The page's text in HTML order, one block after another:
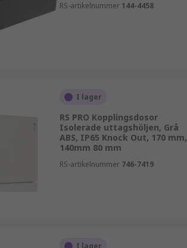
RS-artikelnummer 144-4458
I lager
RS PRO Kopplingsdosor
Isolerade uttagshöljen, Grå
ABS, IP65 Knock Out, 170 mm,
140mm 80 mm
RS-artikelnummer 746-7419
I lager